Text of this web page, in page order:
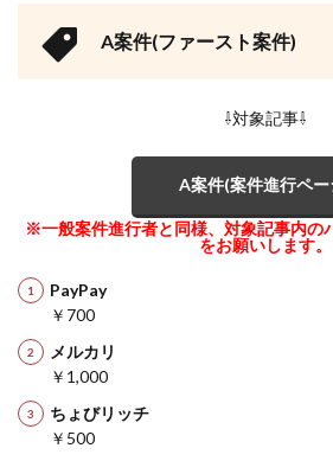
A案件(ファースト案件)
⇩対象記事⇩
A案件(案件進行ペー
※一般案件進行者と同様、対象記事内の
をお願いします。
PayPay
￥700
メルカリ
￥1,000
ちょびリッチ
￥500